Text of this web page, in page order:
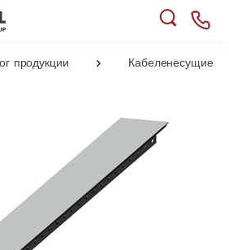
продукции Кабеленесущие